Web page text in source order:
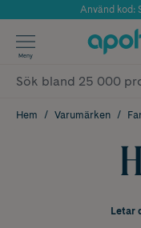
Årets
Använd kod:
✓
Meny
Hem Varumärken
Letar